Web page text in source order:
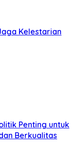
Kelestarian
Penting untuk
Berkualitas